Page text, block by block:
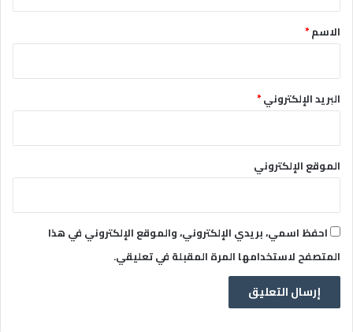
*الاسم*
البريد الإلكتروني*
الموقع الإلكتروني
احفظ اسمي، بريدي الإلكتروني، والموقع الإلكتروني في هذا
المتصفح لاستخدامها المرة المقبلة في تعليقي.